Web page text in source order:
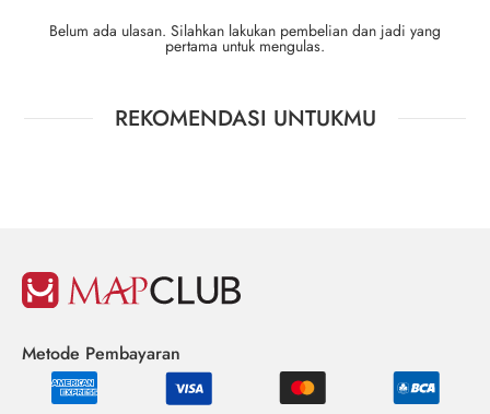
Belum ada ulasan. Silahkan lakukan pembelian dan jadi yang
pertama untuk mengulas.
REKOMENDASI UNTUKMU
Metode Pembayaran